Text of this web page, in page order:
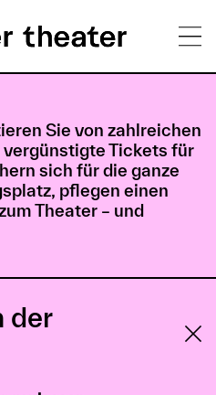
Sie von zahlreichen
vergünstigte Tickets für
sich für die ganze
pflegen einen
Theater – und
der